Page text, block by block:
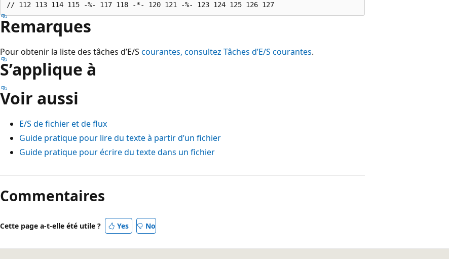
Remarques
Pour obtenir la liste des tâches d’E/S courantes, consultez Tâches d’E/S courantes.
S’applique à
Voir aussi
E/S de fichier et de flux
Guide pratique pour lire du texte à partir d’un fichier
Guide pratique pour écrire du texte dans un fichier
Commentaires
Cette page a-t-elle été utile ? Yes No